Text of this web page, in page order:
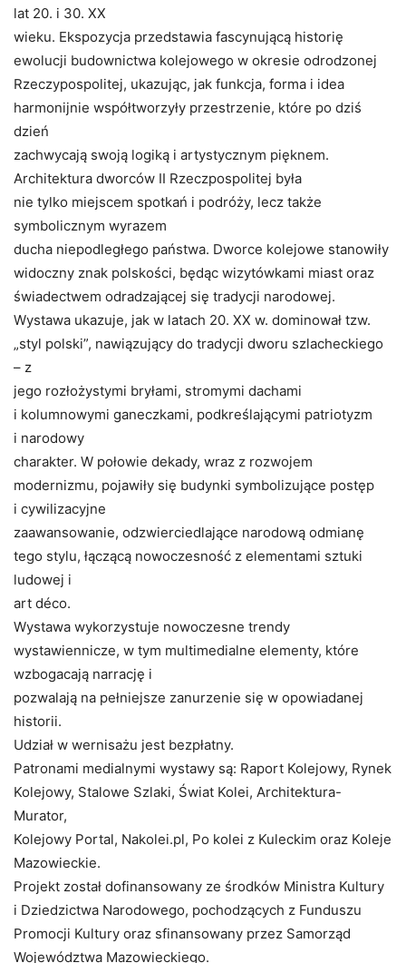
lat 20. i 30. XX
wieku. Ekspozycja przedstawia fascynującą historię
ewolucji budownictwa kolejowego w okresie odrodzonej
Rzeczypospolitej, ukazując, jak funkcja, forma i idea
harmonijnie współtworzyły przestrzenie, które po dziś
dzień
zachwycają swoją logiką i artystycznym pięknem.
Architektura dworców II Rzeczpospolitej była
nie tylko miejscem spotkań i podróży, lecz także
symbolicznym wyrazem
ducha niepodległego państwa. Dworce kolejowe stanowiły
widoczny znak polskości, będąc wizytówkami miast oraz
świadectwem odradzającej się tradycji narodowej.
Wystawa ukazuje, jak w latach 20. XX w. dominował tzw.
„styl polski”, nawiązujący do tradycji dworu szlacheckiego
– z
jego rozłożystymi bryłami, stromymi dachami
i kolumnowymi ganeczkami, podkreślającymi patriotyzm
i narodowy
charakter. W połowie dekady, wraz z rozwojem
modernizmu, pojawiły się budynki symbolizujące postęp
i cywilizacyjne
zaawansowanie, odzwierciedlające narodową odmianę
tego stylu, łączącą nowoczesność z elementami sztuki
ludowej i
art déco.
Wystawa wykorzystuje nowoczesne trendy
wystawiennicze, w tym multimedialne elementy, które
wzbogacają narrację i
pozwalają na pełniejsze zanurzenie się w opowiadanej
historii.
Udział w wernisażu jest bezpłatny.
Patronami medialnymi wystawy są: Raport Kolejowy, Rynek
Kolejowy, Stalowe Szlaki, Świat Kolei, Architektura-
Murator,
Kolejowy Portal, Nakolei.pl, Po kolei z Kuleckim oraz Koleje
Mazowieckie.
Projekt został dofinansowany ze środków Ministra Kultury
i Dziedzictwa Narodowego, pochodzących z Funduszu
Promocji Kultury oraz sfinansowany przez Samorząd
Województwa Mazowieckiego.